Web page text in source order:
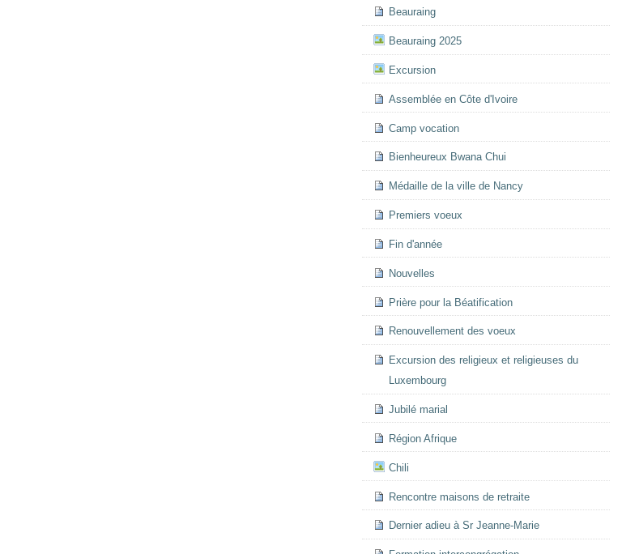
Beauraing
Beauraing 2025
Excursion
Assemblée en Côte d'Ivoire
Camp vocation
Bienheureux Bwana Chui
Médaille de la ville de Nancy
Premiers voeux
Fin d'année
Nouvelles
Prière pour la Béatification
Renouvellement des voeux
Excursion des religieux et religieuses du
Luxembourg
Jubilé marial
Région Afrique
Chili
Rencontre maisons de retraite
Dernier adieu à Sr Jeanne-Marie